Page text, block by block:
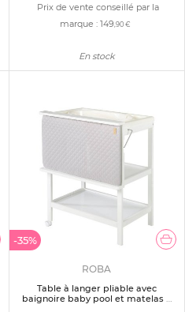
Prix de vente conseillé par la
marque : 149 ,90 €
En stock
-35%
ROBA
Table à langer pliable avec
baignoire baby pool et matelas à